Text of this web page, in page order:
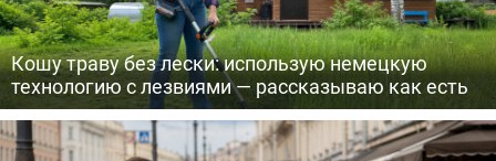
Кошу траву без лески: использую немецкую
технологию с лезвиями — рассказываю как есть